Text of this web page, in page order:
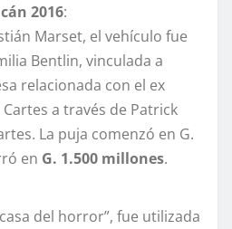
2016:
Marset, el vehículo fue
Bentlin, vinculada a
relacionada con el ex
a través de Patrick
La puja comenzó en G.
en G. 1.500 millones.
del horror”, fue utilizada